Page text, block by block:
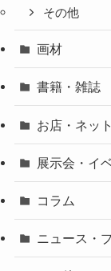
その他
画材
書籍・雑誌
お店・ネッ
展示会・イ
コラム
ニュース・